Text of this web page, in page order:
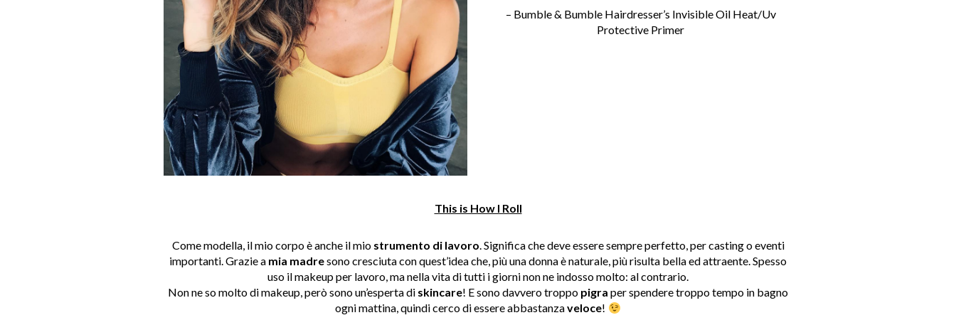
– Bumble & Bumble Hairdresser’s Invisible Oil Heat/Uv
Protective Primer
This is How I Roll
Come modella, il mio corpo è anche il miostrumento di lavoro. Significa che deve essere sempre perfetto, per casting o eventi
importanti.Grazie a mia madresono cresciuta con quest’idea che, più una donna è naturale, più risulta bella ed attraente.Spesso
uso il makeup per lavoro, ma nella vita di tutti i giorni non ne indosso molto: al contrario.
Non ne so molto di makeup, però sono un’esperta di skincare! E sono davvero troppo pigra per spendere troppo tempo in bagno
ogni mattina, quindi cerco di essere abbastanzaveloce!